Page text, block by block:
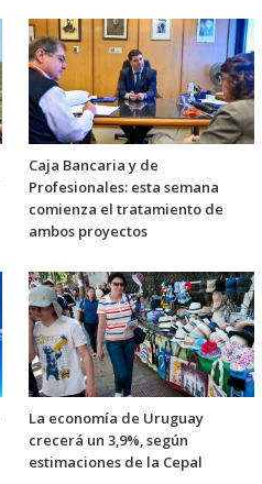
Caja Bancaria y de
Profesionales: esta semana
comienza el tratamiento de
ambos proyectos
La economía de Uruguay
crecerá un 3,9%, según
estimaciones de la Cepal